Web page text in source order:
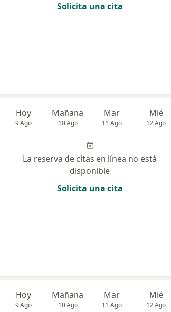
Solicita una cita
Hoy
9 Ago
Mañana
10 Ago
Mar
11 Ago
Mié
12 Ago
La reserva de citas en línea no está
disponible
Solicita una cita
Hoy
9 Ago
Mañana
10 Ago
Mar
11 Ago
Mié
12 Ago